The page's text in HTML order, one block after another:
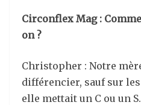
Circonflex Mag :
on ?
Christopher : Notre
différencier, sauf sur
elle mettait un C ou un